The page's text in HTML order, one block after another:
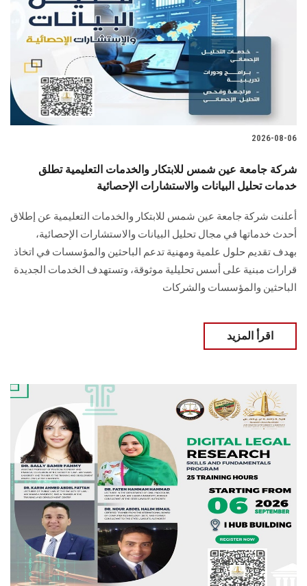
2026-08-06
شركة جامعة عين شمس للابتكار والخدمات التعليمية تطلق
خدمات تحليل البيانات والاستشارات الإحصائية
أعلنت شركة جامعة عين شمس للابتكار والخدمات التعليمية عن إطلاق
أحدث خدماتها في مجال تحليل البيانات والاستشارات الإحصائية،
بهدف تقديم حلول علمية ومهنية تدعم الباحثين والمؤسسات في اتخاذ
قرارات مبنية على أسس تحليلية موثوقة، وتستهدف الخدمات الجديدة
الباحثين والمؤسسات والشركات
اقرأ المزيد